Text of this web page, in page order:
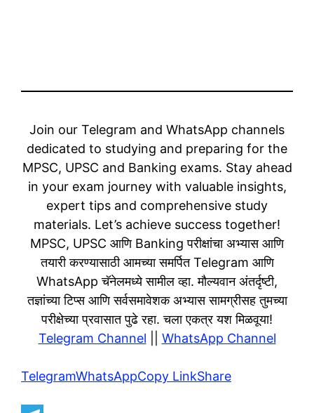
Join our Telegram and WhatsApp channels
dedicated to studying and preparing for the
MPSC, UPSC and Banking exams. Stay ahead
in your exam journey with valuable insights,
expert tips and comprehensive study
materials. Let’s achieve success together!
MPSC, UPSC आणि Banking परीक्षांचा अभ्यास आणि
तयारी करण्यासाठी आमच्या समर्पित Telegram आणि
WhatsApp चॅनेलमध्ये सामील व्हा. मौल्यवान अंतर्दृष्टी,
तज्ञांच्या टिप्स आणि सर्वसमावेशक अभ्यास सामग्रीसह तुमच्या
परीक्षेच्या प्रवासात पुढे रहा. चला एकत्र यश मिळवूया!
Telegram Channel
WhatsApp Channel
TelegramWhatsAppCopy LinkShare